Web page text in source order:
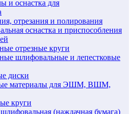
и оснастка для
отрезания и полирования
оснастка и приспособления
отрезные круги
шлифовальные и лепестковые
диски
материалы для ЭШМ, ВШМ,
круги
(наждачная бумага)